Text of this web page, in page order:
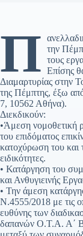
Π την
τους
Επίσης
Διαμαρτυρίας στην
της Πέμπτης, έξω
7, 10562 Αθήνα).
Διεκδικούν:
•Άμεση νομοθετική
του επιδόματος
κατοχύρωση του και
ειδικότητες.
• Κατάργηση του
και Ανθυγιεινής
• Την άμεση
Ν.4555/2018 με τις
ευθύνης των
δαπανών Ο.Τ.Α. Α΄